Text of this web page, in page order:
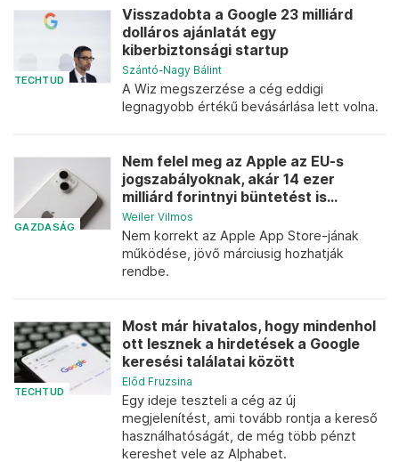
TECHTUD
Visszadobta a Google 23 milliárd
dolláros ajánlatát egy
kiberbiztonsági startup
Szántó-Nagy Bálint
A Wiz megszerzése a cég eddigi
legnagyobb értékű bevásárlása lett volna.
GAZDASÁG
Nem felel meg az Apple az EU-s
jogszabályoknak, akár 14 ezer
milliárd forintnyi büntetést is...
Weiler Vilmos
Nem korrekt az Apple App Store-jának
működése, jövő márciusig hozhatják
rendbe.
TECHTUD
Most már hivatalos, hogy mindenhol
ott lesznek a hirdetések a Google
keresési találatai között
Előd Fruzsina
Egy ideje teszteli a cég az új
megjelenítést, ami tovább rontja a kereső
használhatóságát, de még több pénzt
kereshet vele az Alphabet.